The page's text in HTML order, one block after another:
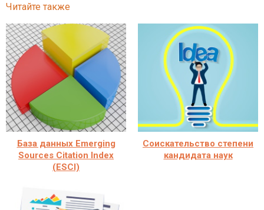
Читайте также
База данных Emerging
Sources Citation Index
(ESCI)
Соискательство степени
кандидата наук